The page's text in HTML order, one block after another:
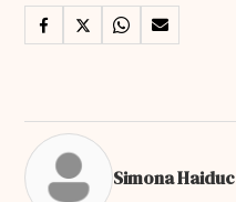
Simona Haiduc